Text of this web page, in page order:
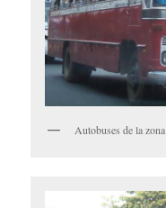
Autobuses de la zona